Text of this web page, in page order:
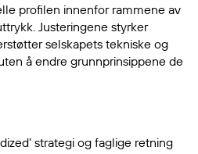
profilen innenfor rammene av
Justeringene styrker
selskapets tekniske og
å endre grunnprinsippene de
strategi og faglige retning